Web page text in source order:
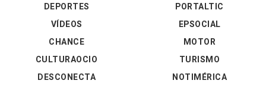
DEPORTES
VÍDEOS
PORTALTIC
EPSOCIAL
CHANCE
CULTURAOCIO
DESCONECTA
MOTOR
TURISMO
NOTIMÉRICA